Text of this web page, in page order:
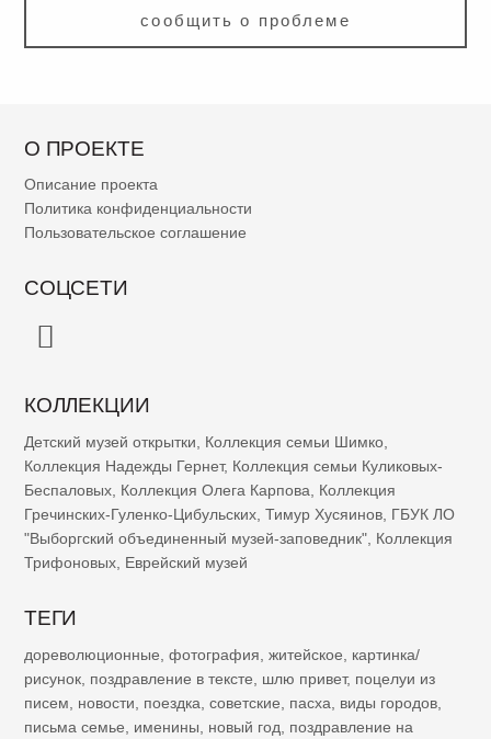
сообщить о проблеме
О ПРОЕКТЕ
Описание проекта
Политика конфиденциальности
Пользовательское соглашение
СОЦСЕТИ
КОЛЛЕКЦИИ
Детский музей открытки Коллекция семьи Шимко
Коллекция Надежды Гернет, Коллекция семьи Куликовых-
Беспаловых Коллекция Олега Карпова
Коллекция
Гречинских-Гуленко-Цибульских Тимур Хусяинов ГБУК ЛО
"Выборгский объединенный музей-заповедник" Коллекция
Трифоновых Еврейский музей
ТЕГИ
дореволюционные фотография житейское
картинка/
рисунок поздравление в тексте шлю привет, поцелуи из
писем
новости поездка советские пасха виды городов
письма семье
именины новый год поздравление на